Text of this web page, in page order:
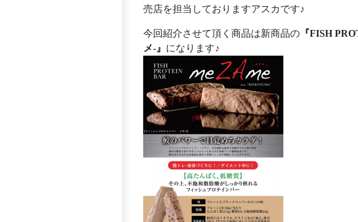
売店を担当しておりますアスカです♪
今回紹介させて頂く商品は新商品の 『FISH
メ-』 になります♪